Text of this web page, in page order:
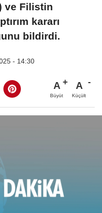
ve Filistin
kararı
bildirdi.
- 14:30
A
Büyüt
A
Küçült